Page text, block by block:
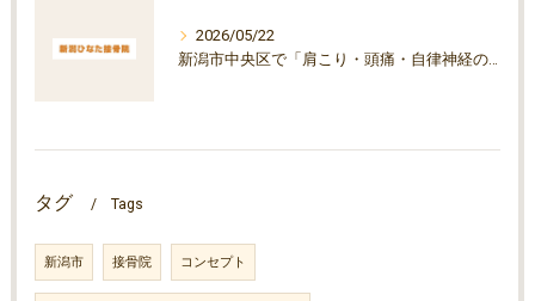
2026/05/22
新潟市中央区で「肩こり・頭痛・自律神経の乱れ」にお悩みの方へ
タグ Tags
新潟市 接骨院 コンセプト